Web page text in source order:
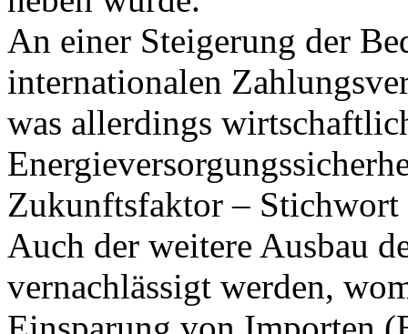
An einer Steigerung der
internationalen
was allerdings
Zukunftsfaktor –
Auch der weitere Ausbau
vernachlässigt werden,